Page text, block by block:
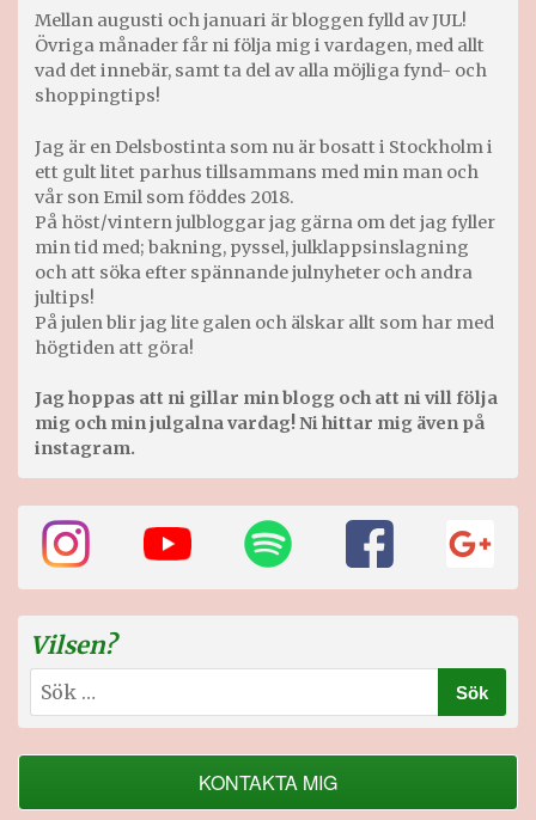
Mellan augusti och januari är bloggen fylld av JUL!
Övriga månader får ni följa mig i vardagen, med allt
vad det innebär, samt ta del av alla möjliga fynd- och
shoppingtips!
Jag är en Delsbostinta som nu är bosatt i Stockholm i
ett gult litet parhus tillsammans med min man och
vår son Emil som föddes 2018.
På höst/vintern julbloggar jag gärna om det jag fyller
min tid med; bakning, pyssel, julklappsinslagning
och att söka efter spännande julnyheter och andra
jultips!
På julen blir jag lite galen och älskar allt som har med
högtiden att göra!
Jag hoppas att ni gillar min blogg och att ni vill följa
mig och min julgalna vardag! Ni hittar mig även på
instagram.
Vilsen?
Sök
efter:
KONTAKTA MIG